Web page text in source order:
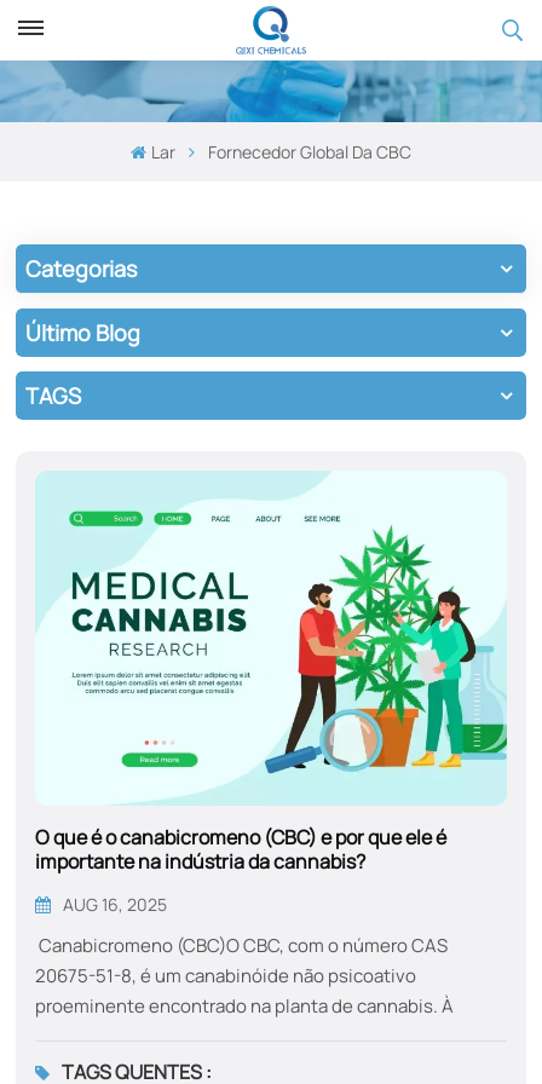
Lar Fornecedor Global Da CBC
Categorias
Último Blog
TAGS
O que é o canabicromeno (CBC) e por que ele é
importante na indústria da cannabis?
AUG 16, 2025
Canabicromeno (CBC)O CBC, com o número CAS
20675-51-8, é um canabinóide não psicoativo
proeminente encontrado na planta de cannabis. À
estar naturais e holísticas, o CBC tem ganhado
TAGS QUENTES :